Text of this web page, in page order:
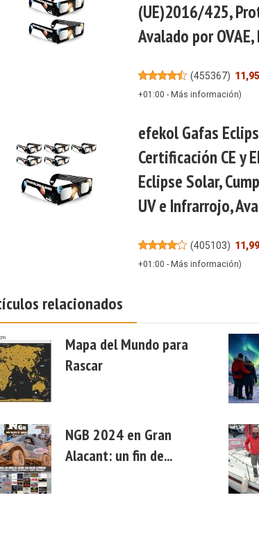
(UE)2016/425,
Avalado por
(455367)
+01:00 - Más información)
efekol Gafas
Certificación CE y
Eclipse Solar,
UV e Infrarrojo,
(405103)
+01:00 - Más información)
relacionados
Mapa del Mundo para
Rascar
NGB 2024 en Gran
Alacant: un fin de...